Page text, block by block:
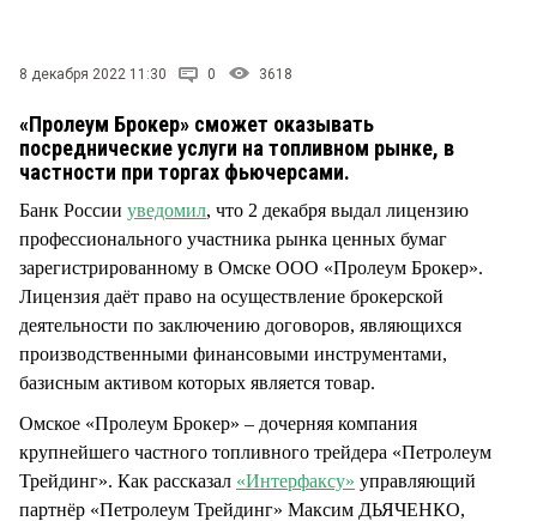
8 декабря 2022 11:30 0 3618
«Пролеум Брокер» сможет оказывать
посреднические услуги на топливном рынке, в
частности при торгах фьючерсами.
Банк России уведомил, что 2 декабря выдал лицензию
профессионального участника рынка ценных бумаг
зарегистрированному в Омске ООО «Пролеум Брокер».
Лицензия даёт право на осуществление брокерской
деятельности по заключению договоров, являющихся
производственными финансовыми инструментами,
базисным активом которых является товар.
Омское «Пролеум Брокер» – дочерняя компания
крупнейшего частного топливного трейдера «Петролеум
Трейдинг». Как рассказал «Интерфаксу» управляющий
партнёр «Петролеум Трейдинг» Максим ДЬЯЧЕНКО,